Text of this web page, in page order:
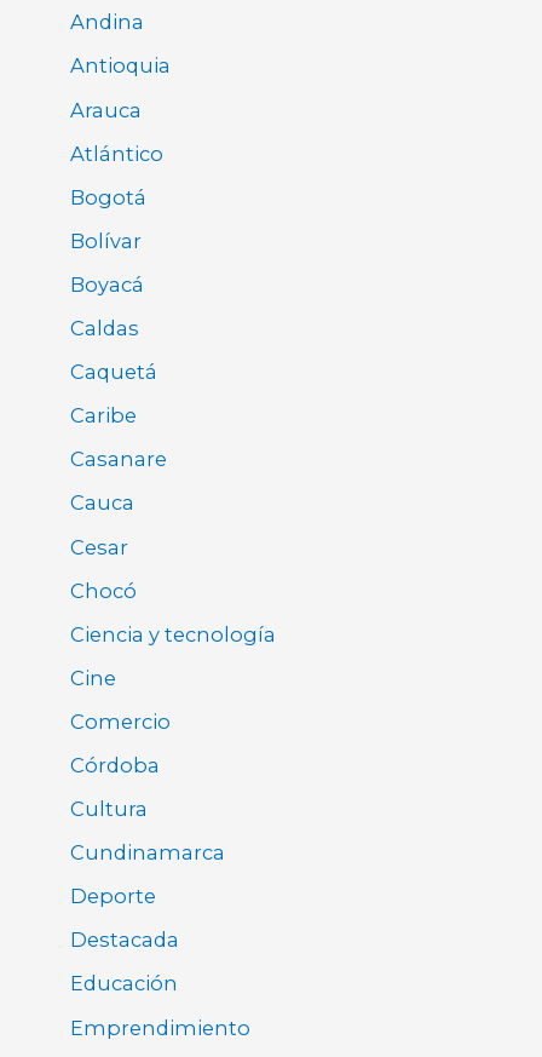
Andina
Antioquia
Arauca
Atlántico
Bogotá
Bolívar
Boyacá
Caldas
Caquetá
Caribe
Casanare
Cauca
Cesar
Chocó
Ciencia y tecnología
Cine
Comercio
Córdoba
Cultura
Cundinamarca
Deporte
Destacada
Educación
Emprendimiento